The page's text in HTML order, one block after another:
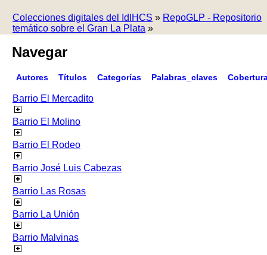
Colecciones digitales del IdIHCS » RepoGLP - Repositorio
temático sobre el Gran La Plata »
Navegar
Autores Títulos Categorías Palabras_claves
Barrio El Mercadito
Barrio El Molino
Barrio El Rodeo
Barrio José Luis Cabezas
Barrio Las Rosas
Barrio La Unión
Barrio Malvinas